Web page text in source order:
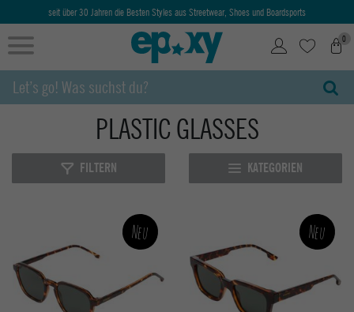
Ab 50€ kostenlose Lieferung & Retoure
0
PLASTIC GLASSES
FILTERN KATEGORIEN
Neu Neu